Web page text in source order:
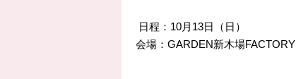
日程：10月13日（日）
会場：GARDEN新木場FACTORY